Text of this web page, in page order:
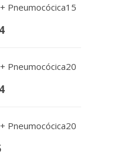
Pneumocócica15
Pneumocócica20
Pneumocócica20